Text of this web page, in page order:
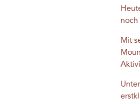
noch
Mit